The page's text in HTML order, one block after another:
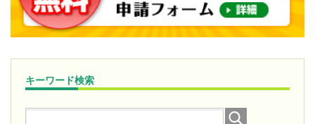
キーワード検索